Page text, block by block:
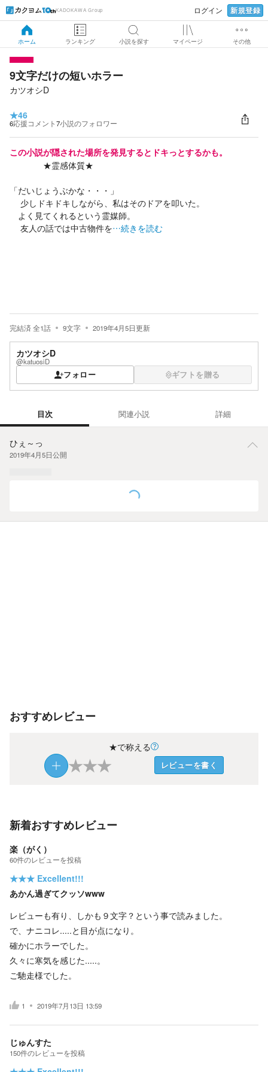
KADOKAWA Group ログイン 新規登録
ホーム ランキング 小説を探す マイページ その他
9文字だけの短いホラー
カツオシD
★46
6応援コメント7小説のフォロワー
この小説が隠された場所を発見するとドキっとするかも。
★霊感体質★
「だいじょうぶかな・・・」
少しドキドキしながら、私はそのドアを叩いた。
よく見てくれるという霊媒師。
友人の話では中古物件を…続きを読む
完結済全1話 9文字 2019年4月5日更新
カツオシD
@katuosiD
フォロー ギフトを贈る
目次 関連小説 詳細
ひぇ～っ
2019年4月5日公開
おすすめレビュー
★で称える
★★★ レビューを書く
新着おすすめレビュー
楽（がく）
60件のレビューを投稿
★★★ Excellent!!!
あかん過ぎてクッソwww
レビューも有り、しかも９文字？という事で読みました。
で、ナニコレ.....と目が点になり。
確かにホラーでした。
久々に寒気を感じた.....。
ご馳走様でした。
1 2019年7月13日 13:59
じゅんすた
150件のレビューを投稿